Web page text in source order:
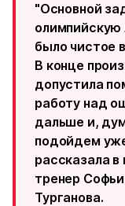
"⁠Основной
олимпийскую
было чистое
В конце
допустила
работу над
дальше и,
подойдем
рассказала
тренер
Турганова.